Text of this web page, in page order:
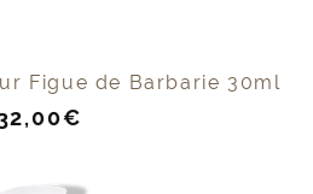
Figue de Barbarie 30ml